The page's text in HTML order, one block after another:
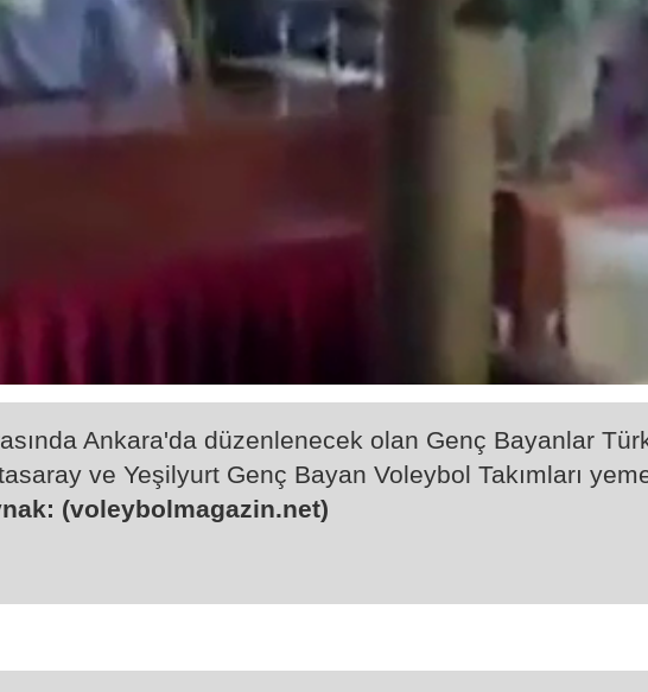
Ankara'da düzenlenecek olan Genç Bayanlar
ve Yeşilyurt Genç Bayan Voleybol Takımları
(voleybolmagazin.net)